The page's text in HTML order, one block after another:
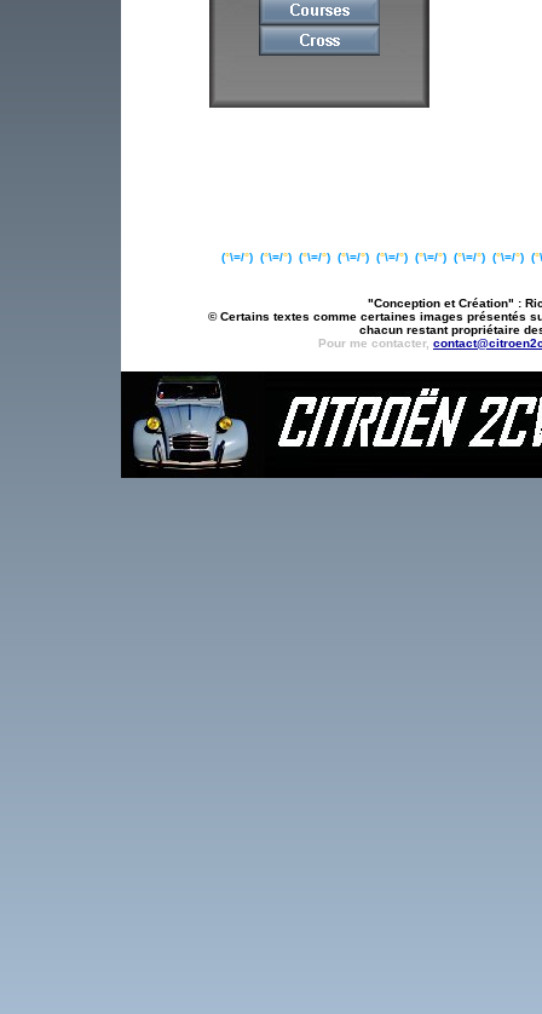
(°\=/°) (°\=/°) (°\=/°) (°\=/°) (°\=/°) (°\=/°) (°\=/°) (°\=/°) (°
"Conception et Création" :
© Certains textes comme certaines images présentés
chacun restant propriétaire
Pour me contacter,